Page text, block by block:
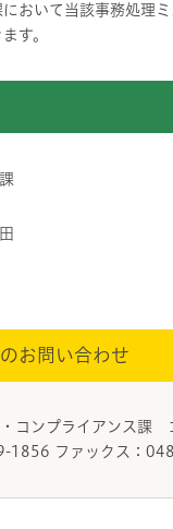
おいて当該事務処理ミ
す。
ス課
須田
お問い合わせ
コンプライアンス課
1856 ファックス：